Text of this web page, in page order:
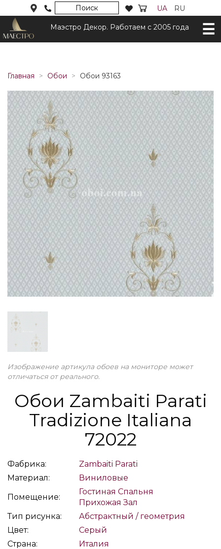
Поиск UA RU
Маэстро Декор. Работаем с 2005 года
Главная Обои Обои 93163
Изображение артикула обоев на мониторе может
отличаться от реального.
Обои Zambaiti Parati
Tradizione Italiana
72022
Фабрика:
Zambaiti Parati
Материал:
Виниловые
Помещение:
Гостиная Спальня
Прихожая Зал
Тип рисунка:
Абстрактный / геометрия
Цвет:
Серый
Страна:
Италия